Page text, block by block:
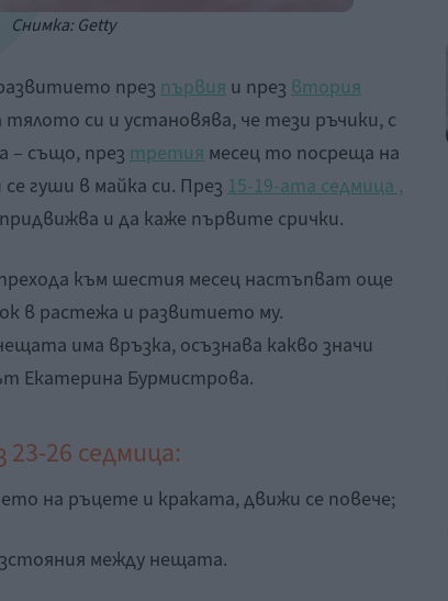
Снимка: Getty
през първия и през втория
си и установява, че тези ръчики, с
– също, през третия месец то посреща на
гуши в майка си. През 15-19-ата седмица ,
и да каже първите срички.
към шестия месец настъпват още
в растежа и развитието му.
има връзка, осъзнава какво значи
Екатерина Бурмистрова.
26 седмица:
на ръцете и краката, движи се повече;
между нещата.